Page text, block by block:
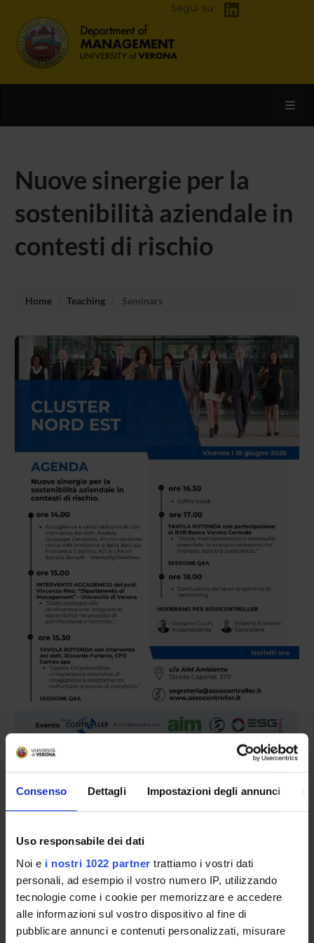
Consenso Dettagli Impostazioni degli annunci
Uso responsabile dei dati
Noi e i nostri 1022 partner trattiamo i vostri dati
personali, ad esempio il vostro numero IP, utilizzando
tecnologie come i cookie per memorizzare e accedere
alle informazioni sul vostro dispositivo al fine di
pubblicare annunci e contenuti personalizzati, misurare
Segui su
Nuove sinergie per la
sostenibilità aziendale in
contesti di rischio
Home Teaching Seminars
Management, Università di Verona
Thursday, June 18, 2026 at 2:00 PM
Per iscriversi cliccare qui <--
TITLE FORMAT (LANGUAGE, SIZE, PUBLICATION DATE)